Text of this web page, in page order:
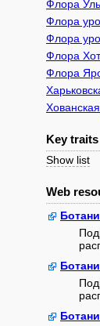
Флора
Флора
Флора
Флора
Флора
Key traits
Show list
Web